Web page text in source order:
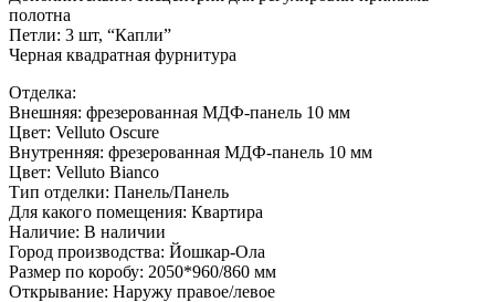
полотна
Петли: 3 шт, “Капли”
Черная квадратная фурнитура
Отделка:
Внешняя: фрезерованная МДФ-панель 10 мм
Цвет: Velluto Oscure
Внутренняя: фрезерованная МДФ-панель 10 мм
Цвет: Velluto Bianco
Тип отделки: Панель/Панель
Для какого помещения: Квартира
Наличие: В наличии
Город производства: Йошкар-Ола
Размер по коробу: 2050*960/860 мм
Открывание: Наружу правое/левое